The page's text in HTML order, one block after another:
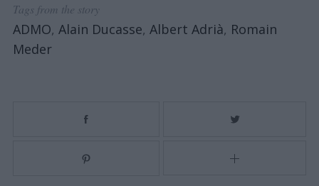
Tags from the story
ADMO, Alain Ducasse, Albert Adrià, Romain
Meder